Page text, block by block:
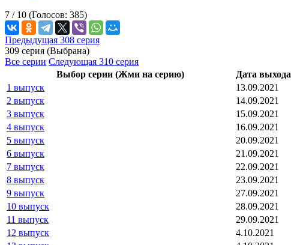
7 / 10 (Голосов: 385)
Предыдущая 308 серия
309 серия (Выбрана)
Все серии Следующая 310 серия
Выбор серии (Жми на серию)
Дата выхода
1 выпуск
13.09.2021
2 выпуск
14.09.2021
3 выпуск
15.09.2021
4 выпуск
16.09.2021
5 выпуск
20.09.2021
6 выпуск
21.09.2021
7 выпуск
22.09.2021
8 выпуск
23.09.2021
9 выпуск
27.09.2021
10 выпуск
28.09.2021
11 выпуск
29.09.2021
12 выпуск
4.10.2021